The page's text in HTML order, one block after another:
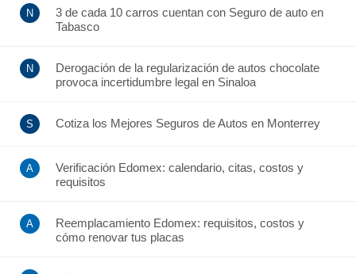
3 de cada 10 carros cuentan con Seguro de auto en
Tabasco
Derogación de la regularización de autos chocolate
provoca incertidumbre legal en Sinaloa
Cotiza los Mejores Seguros de Autos en Monterrey
Verificación Edomex: calendario, citas, costos y
requisitos
Reemplacamiento Edomex: requisitos, costos y
cómo renovar tus placas